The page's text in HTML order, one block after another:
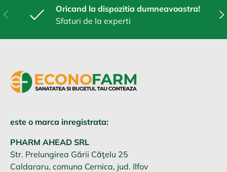
Anterior
Oricand la dispozitia dumneavoastra!
Sfaturi de la experti
este o marca inregistrata:
PHARM AHEAD SRL
Str. Prelungirea Gării Căţelu 25
Caldararu, comuna Cernica, jud. Ilfov